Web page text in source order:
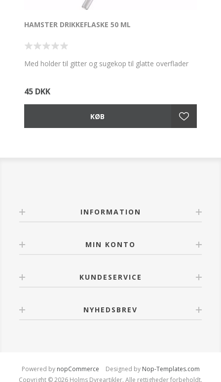
HAMSTER DRIKKEFLASKE 50 ML
Med holder til gitter og sugekop til glatte overflader
45 DKK
INFORMATION
MIN KONTO
KUNDESERVICE
NYHEDSBREV
Powered by nopCommerce Designed by Nop-Templates.com
Copyright © 2026 Holms Dyreartikler. Alle rettigheder forbeholdt.